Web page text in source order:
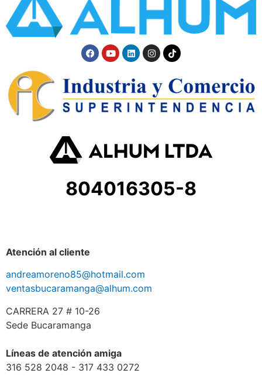
804016305-8
Atención al cliente
andreamoreno85@hotmail.com
ventasbucaramanga@alhum.com
CARRERA 27 # 10-26
Sede Bucaramanga
Líneas de atención amiga
316 528 2048 - 317 433 0272